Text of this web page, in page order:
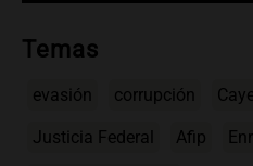
Temas
evasión corrupción
Justicia Federal Afip